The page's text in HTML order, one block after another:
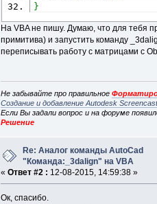
}
На VBA не пишу. Думаю, что для тебя
примитива) и запустить команду
переписывать работу с матрицами с
Не забывайте про правильное
Создание и добавление Autodesk
Если Вы задали вопрос и на форуме
Решение
Re: Аналог команды AutoCad
"Команда:_3dalign" на VBA
« Ответ #2 : 12-08-2015, 14:59:38 »
Ок, спасибо.